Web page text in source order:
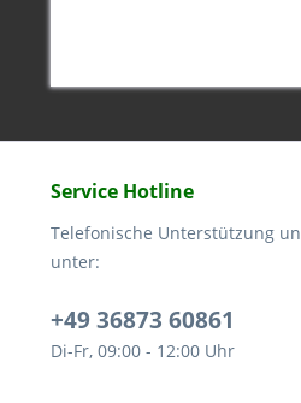
Service Hotline
Telefonische Unterstützung
unter:
+49 36873 60861
Di-Fr, 09:00 - 12:00 Uhr